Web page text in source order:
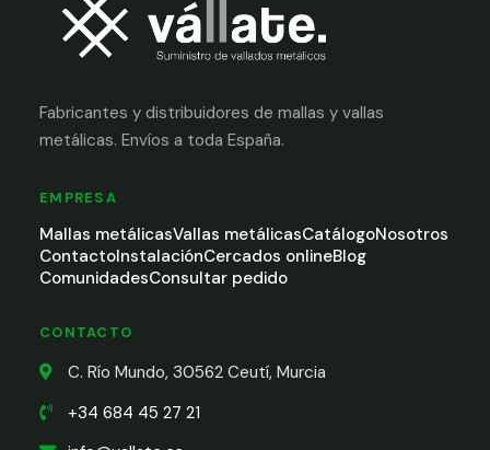
Fabricantes y distribuidores de mallas y vallas
metálicas. Envíos a toda España.
EMPRESA
Mallas metálicasVallas metálicasCatálogoNosotros
ContactoInstalaciónCercados onlineBlog
ComunidadesConsultar pedido
CONTACTO
C. Río Mundo, 30562 Ceutí, Murcia
+34 684 45 27 21